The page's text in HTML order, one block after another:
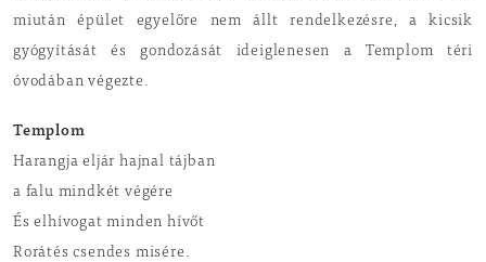
miután épület egyelőre nem állt rendelkezésre, a kicsik
gyógyítását és gondozását ideiglenesen a Templom téri
óvodában végezte.
Templom
Harangja eljár hajnal tájban
a falu mindkét végére
És elhívogat minden hívőt
Rorátés csendes misére.